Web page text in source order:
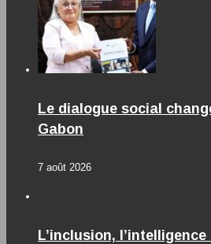
Le dialogue social
Gabon
7 août 2026
L’inclusion,